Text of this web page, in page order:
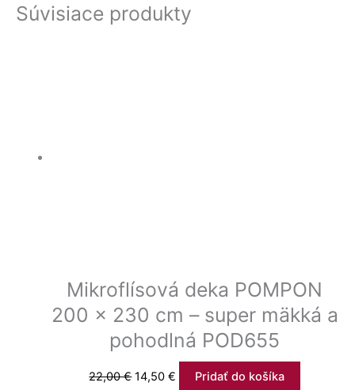
Súvisiace produkty
Mikroflísová deka POMPON
200 x 230 cm – super mäkká a
pohodlná POD655
22,00€ 14,50€ Pridať do košíka